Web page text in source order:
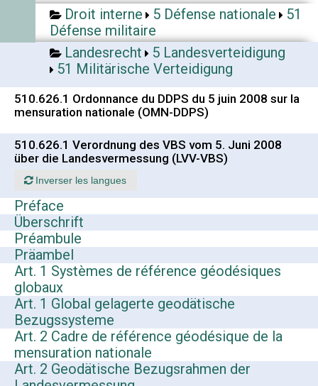
Droit interne 5 Défense nationale
51
Défense militaire
Landesrecht
5 Landesverteidigung
51 Militärische Verteidigung
510.626.1 Ordonnance du DDPS du 5 juin 2008 sur la
mensuration nationale (OMN-DDPS)
510.626.1 Verordnung des VBS vom 5. Juni 2008
über die Landesvermessung (LVV-VBS)
Inverser les langues
Préface
Überschrift
Préambule
Präambel
Art. 1 Systèmes de référence géodésiques
globaux
Art. 1 Global gelagerte geodätische
Bezugssysteme
Art. 2 Cadre de référence géodésique de la
mensuration nationale
Art. 2 Geodätische Bezugsrahmen der